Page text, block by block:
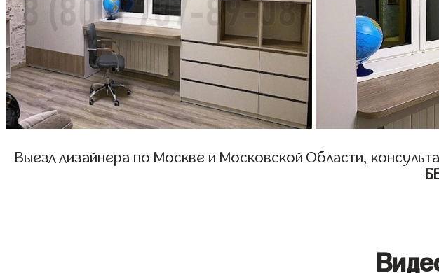
Выезд дизайнера по Москве и Московской Области,